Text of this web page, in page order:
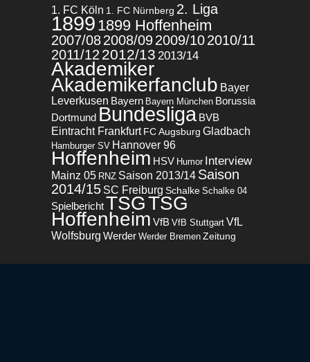
1. FC Köln 1. FC Nürnberg 2. Liga
1899 1899 Hoffenheim
2007/082008/092009/102010/11
2011/12 2012/13 2013/14
Akademiker
Akademikerfanclub Bayer
Leverkusen Bayern Bayern München Borussia
Dortmund Bundesliga BVB
Eintracht Frankfurt FC Augsburg Gladbach
Hamburger SV Hannover 96
Hoffenheim HSV Humor Interview
Mainz 05 RNZ Saison 2013/14 Saison
2014/15 SC Freiburg Schalke Schalke 04
SpielberichtTSGTSG
Hoffenheim VfB VfB Stuttgart VfL
Wolfsburg Werder Werder Bremen Zeitung